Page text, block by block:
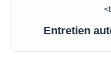
Entretien